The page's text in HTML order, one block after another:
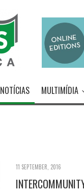
NOTÍCIAS MULTIMÍDIA
11 SEPTEMBER, 2016